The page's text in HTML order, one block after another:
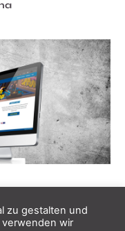
zu gestalten und
wir